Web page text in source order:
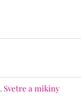
,Svetre a mikiny